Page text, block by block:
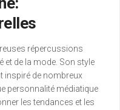
répercussions
et de la mode. Son style
inspiré de nombreux
personnalité médiatique
les tendances et les